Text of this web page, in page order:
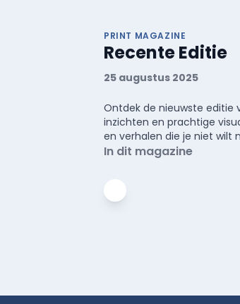
PRINT MAGAZINE
Recente Editie
25 augustus 2025
Ontdek de nieuwste editie
inzichten en prachtige
en verhalen die je niet wilt
In dit magazine